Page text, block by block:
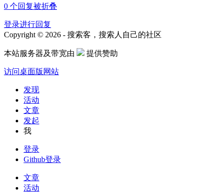
0 个回复被折叠
登录进行回复
Copyright © 2026 - 搜索客，搜索人自己的社区
本站服务器及带宽由 提供赞助
访问桌面版网站
发现
活动
文章
发起
我
登录
Github登录
文章
活动